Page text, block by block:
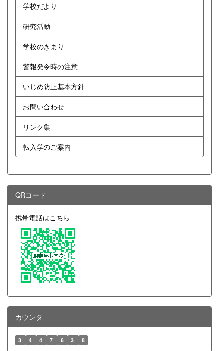
学校だより
研究活動
学校のきまり
警報発令時の注意
いじめ防止基本方針
お問い合わせ
リンク集
転入学のご案内
QRコード
携帯電話はこちら
カウンタ
3 4 4 7 6 3 8